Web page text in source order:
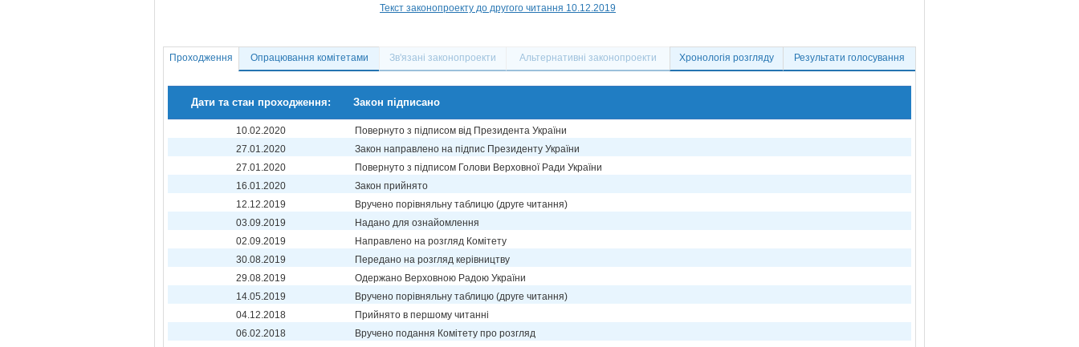
Текст законопроекту до другого читання 10.12.2019
Проходження Опрацювання комітетами Зв'язані законопроекти Альтернативні законопроекти Хронологія розгляду Результати голосування
Дати та стан проходження: Закон підписано
10.02.2020
Повернуто з підписом від Президента України
27.01.2020
Закон направлено на підпис Президенту України
27.01.2020
Повернуто з підписом Голови Верховної Ради України
16.01.2020
Закон прийнято
12.12.2019
Вручено порівняльну таблицю (друге читання)
03.09.2019
Надано для ознайомлення
02.09.2019
Направлено на розгляд Комітету
30.08.2019
Передано на розгляд керівництву
29.08.2019
Одержано Верховною Радою України
14.05.2019
Вручено порівняльну таблицю (друге читання)
04.12.2018
Прийнято в першому читанні
06.02.2018
Вручено подання Комітету про розгляд